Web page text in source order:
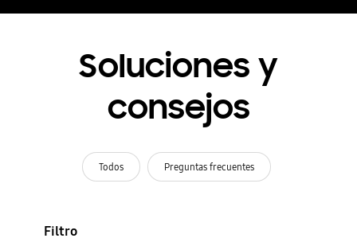
Soluciones y
consejos
Todos Preguntas frecuentes
Filtro